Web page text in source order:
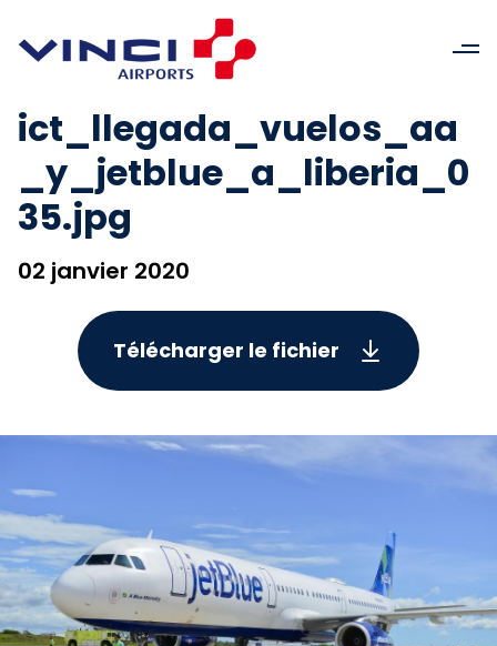
ict_llegada_vuelos_aa
_y_jetblue_a_liberia_0
35.jpg
02 janvier 2020
Télécharger le fichier